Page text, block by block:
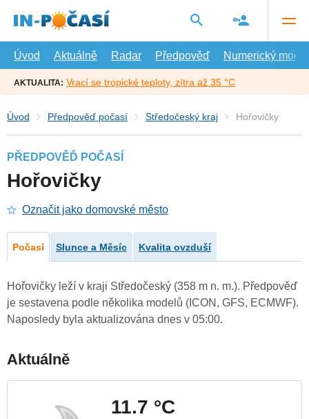
hlavní
Úvod
Aktuálně Radar Předpověď Numerický model
AKTUALITA: Vrací se tropické teploty, zítra až 35 °C
Úvod Předpověď počasí Středočeský kraj Hořovičky
PŘEDPOVĚĎ POČASÍ
Hořovičky
Označit jako domovské město
Počasí Slunce a Měsíc Kvalita ovzduší
Hořovičky leží v kraji Středočeský (358 m n. m.). Předpověď
je sestavena podle několika modelů (ICON, GFS, ECMWF).
Naposledy byla aktualizována dnes v 05:00.
Aktuálně
11.7 °C